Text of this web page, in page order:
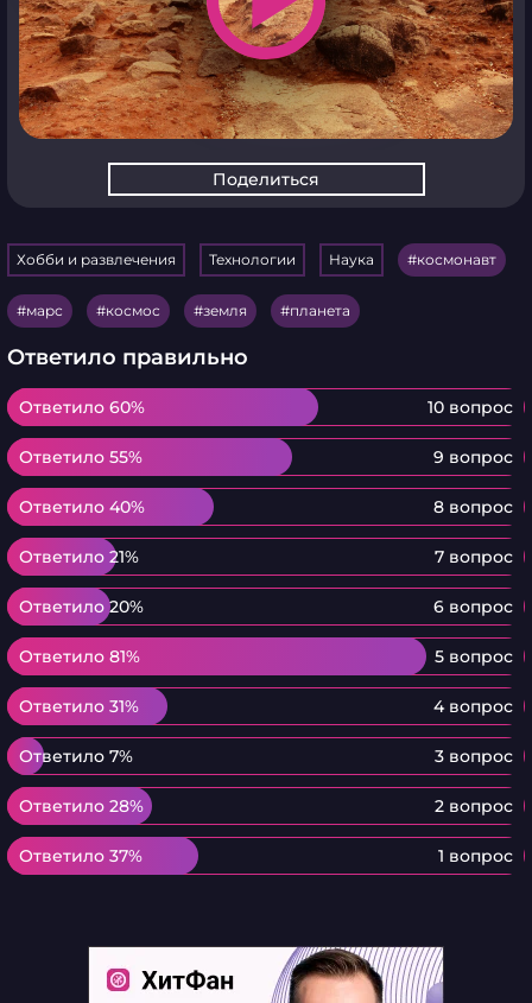
Поделиться
Хобби и развлечения Технологии Наука космонавт
марс космос земля планета
Ответило правильно
Ответило 60% 10 вопрос
Ответило 60%
Ответило 55% 9 вопрос
Ответило 55%
Ответило 40% 8 вопрос
Ответило 40%
Ответило 21% 7 вопрос
Ответило 21%
Ответило 20% 6 вопрос
Ответило 20%
Ответило 81% 5 вопрос
Ответило 81%
Ответило 31% 4 вопрос
Ответило 31%
Ответило 7% 3 вопрос
Ответило 7%
Ответило 28% 2 вопрос
Ответило 28%
Ответило 37% 1 вопрос
Ответило 37%